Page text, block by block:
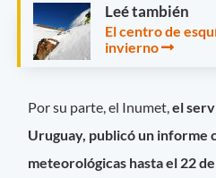
Leé también
El centro de
invierno
Por su parte, el Inumet,el
Uruguay, publicó un informe
meteorológicas hasta el 22